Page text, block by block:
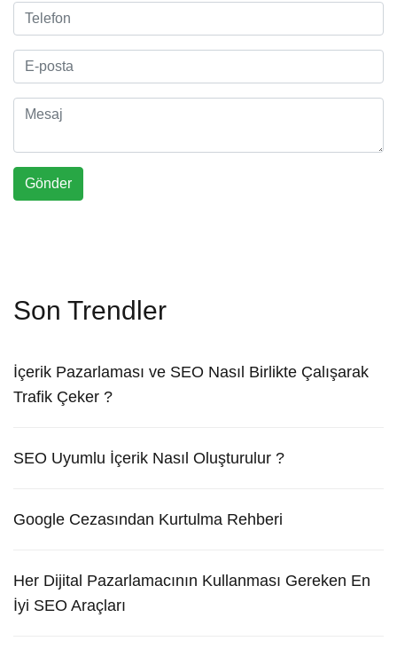
Gönder
Son Trendler
İçerik Pazarlaması ve SEO Nasıl Birlikte Çalışarak
Trafik Çeker ?
SEO Uyumlu İçerik Nasıl Oluşturulur ?
Google Cezasından Kurtulma Rehberi
Her Dijital Pazarlamacının Kullanması Gereken En
İyi SEO Araçları